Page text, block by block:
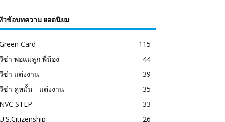
วข้อบทความ ยอดนิยม
Card
115
ซ่า พ่อแม่ลูก พี่น้อง
44
ซ่า แต่งงาน
39
ซ่า คู่หมั้น - แต่งงาน
35
NVC STEP
33
26